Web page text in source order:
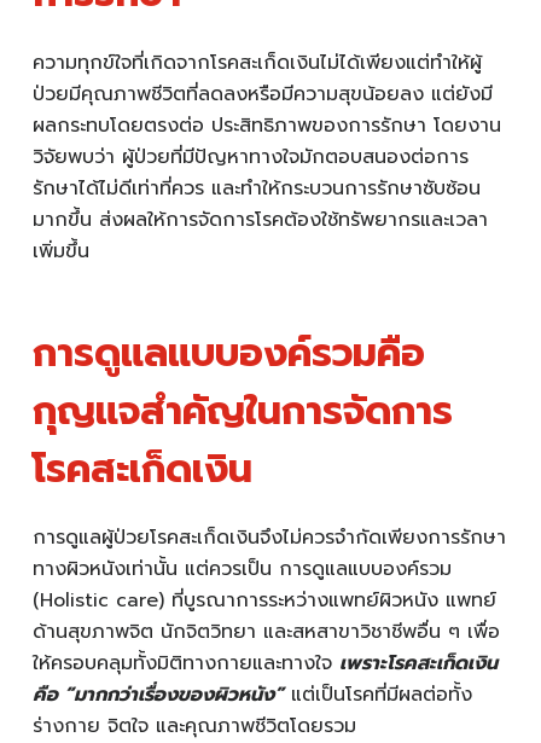
ความทุกข์ใจที่เกิดจากโรคสะเก็ดเงินไม่ได้เพียงแต่ทำให้ผู้
ป่วยมีคุณภาพชีวิตที่ลดลงหรือมีความสุขน้อยลง แต่ยังมี
ผลกระทบโดยตรงต่อ ประสิทธิภาพของการรักษา โดยงาน
วิจัยพบว่า ผู้ป่วยที่มีปัญหาทางใจมักตอบสนองต่อการ
รักษาได้ไม่ดีเท่าที่ควร และทำให้กระบวนการรักษาซับซ้อน
มากขึ้น ส่งผลให้การจัดการโรคต้องใช้ทรัพยากรและเวลา
เพิ่มขึ้น
การดูแลแบบองค์รวมคือ
กุญแจสำคัญในการจัดการ
โรคสะเก็ดเงิน
การดูแลผู้ป่วยโรคสะเก็ดเงินจึงไม่ควรจำกัดเพียงการรักษา
ทางผิวหนังเท่านั้น แต่ควรเป็น การดูแลแบบองค์รวม
(Holistic care) ที่บูรณาการระหว่างแพทย์ผิวหนัง แพทย์
ด้านสุขภาพจิต นักจิตวิทยา และสหสาขาวิชาชีพอื่น ๆ เพื่อ
ให้ครอบคลุมทั้งมิติทางกายและทางใจ เพราะโรคสะเก็ดเงิน
คือ “มากกว่าเรื่องของผิวหนัง”แต่เป็นโรคที่มีผลต่อทั้ง
ร่างกาย จิตใจ และคุณภาพชีวิตโดยรวม